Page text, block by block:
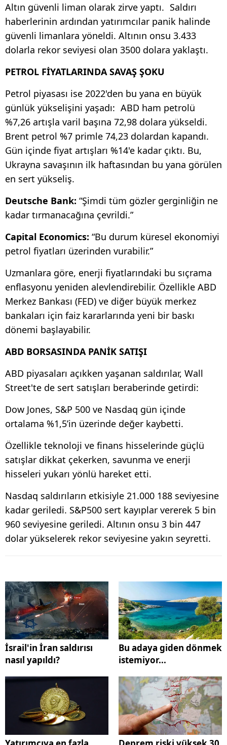
Altın güvenli liman olarak zirve yaptı. Saldırı
haberlerinin ardından yatırımcılar panik halinde
güvenli limanlara yöneldi. Altının onsu 3.433
dolarla rekor seviyesi olan 3500 dolara yaklaştı.
PETROL FİYATLARINDA SAVAŞ ŞOKU
Petrol piyasası ise 2022'den bu yana en büyük
günlük yükselişini yaşadı: ABD ham petrolü
%7,26 artışla varil başına 72,98 dolara yükseldi.
Brent petrol %7 primle 74,23 dolardan kapandı.
Gün içinde fiyat artışları %14'e kadar çıktı. Bu,
Ukrayna savaşının ilk haftasından bu yana görülen
en sert yükseliş.
Deutsche Bank: “Şimdi tüm gözler gerginliğin ne
kadar tırmanacağına çevrildi.”
Capital Economics: “Bu durum küresel ekonomiyi
petrol fiyatları üzerinden vurabilir.”
Uzmanlara göre, enerji fiyatlarındaki bu sıçrama
enflasyonu yeniden alevlendirebilir. Özellikle ABD
Merkez Bankası (FED) ve diğer büyük merkez
bankaları için faiz kararlarında yeni bir baskı
dönemi başlayabilir.
ABD BORSASINDA PANİK SATIŞI
ABD piyasaları açıkken yaşanan saldırılar, Wall
Street'te de sert satışları beraberinde getirdi:
Dow Jones, S&P 500 ve Nasdaq gün içinde
ortalama %1,5’in üzerinde değer kaybetti.
Özellikle teknoloji ve finans hisselerinde güçlü
satışlar dikkat çekerken, savunma ve enerji
hisseleri yukarı yönlü hareket etti.
Nasdaq saldırıların etkisiyle 21.000 188 seviyesine
kadar geriledi. S&P500 sert kayıplar vererek 5 bin
960 seviyesine geriledi. Altının onsu 3 bin 447
dolar yükselerek rekor seviyesine yakın seyretti.
İsrail'in İran saldırısı
nasıl yapıldı?
Bu adaya giden dönmek
istemiyor...